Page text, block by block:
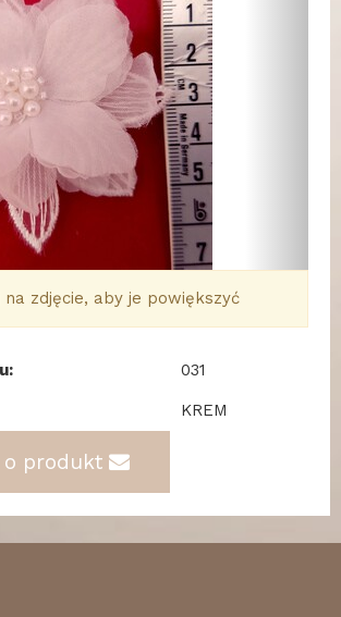
na zdjęcie, aby je powiększyć
031
KREM
o produkt